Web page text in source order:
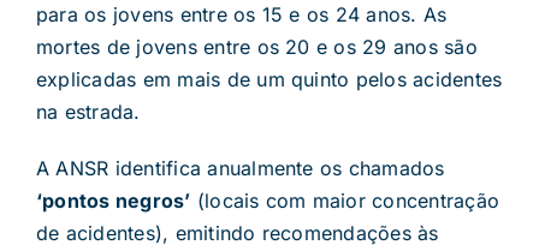
para os jovens entre os 15 e os 24 anos. As
mortes de jovens entre os 20 e os 29 anos são
explicadas em mais de um quinto pelos acidentes
na estrada.
A ANSR identifica anualmente os chamados
‘pontos negros’ (locais com maior concentração
de acidentes), emitindo recomendações às